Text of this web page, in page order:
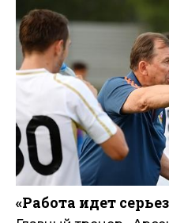
«Работа идет